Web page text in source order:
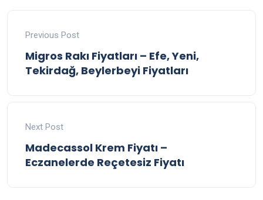
Previous Post
Migros Rakı Fiyatları – Efe, Yeni,
Tekirdağ, Beylerbeyi Fiyatları
Next Post
Madecassol Krem Fiyatı –
Eczanelerde Reçetesiz Fiyatı